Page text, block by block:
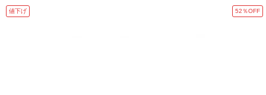
値下げ 52％OFF